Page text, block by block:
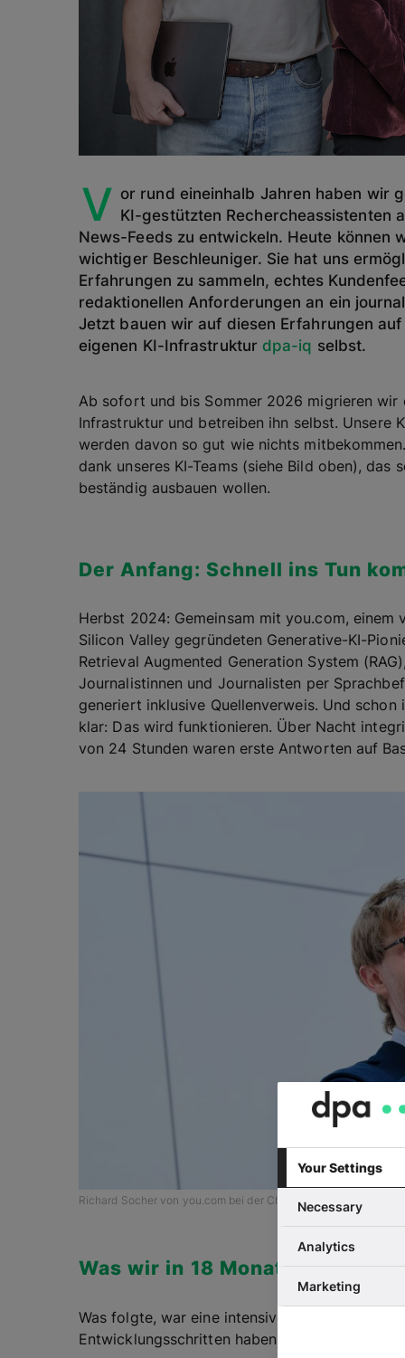
V or rund eineinhalb Jahren haben wir
KI-gestützten Rechercheassistenten
News-Feeds zu entwickeln. Heute können
wichtiger Beschleuniger. Sie hat uns
Erfahrungen zu sammeln, echtes
redaktionellen Anforderungen an ein
Jetzt bauen wir auf diesen Erfahrungen
eigenen KI-Infrastruktur dpa-iq selbst.
Ab sofort und bis Sommer 2026 migrieren wir
Infrastruktur und betreiben ihn selbst. Unsere
werden davon so gut wie nichts
dank unseres KI-Teams (siehe Bild oben),
beständig ausbauen wollen.
Der Anfang: Schnell ins Tun
Herbst 2024: Gemeinsam mit you.com, einem
Silicon Valley gegründeten Generative-KI-
Retrieval Augmented Generation System
Journalistinnen und Journalisten per
generiert inklusive Quellenverweis. Und
klar: Das wird funktionieren. Über Nacht
von 24 Stunden waren erste Antworten auf
Richard Socher von you.com bei der Chefredaktionskonferenz
Was wir in 18 Monaten gelernt
Was folgte, war eine intensive Lernkurve –
Entwicklungsschritten haben wir aus einem
Your Settings
Necessary
Analytics
Marketing